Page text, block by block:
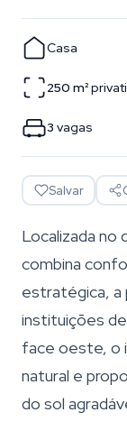
Casa
250 m²
3 vagas
Salvar
Localizada no
combina
estratégica, a
instituições
face oeste, o
natural e
do sol